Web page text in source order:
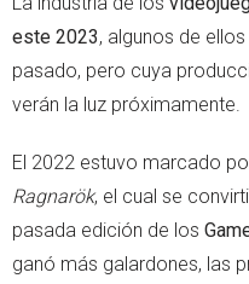
este 2023, algunos de
pasado, pero cuya
verán la luz próximamente.
El 2022 estuvo marcado
Ragnarök, el cual se
pasada edición de los
ganó más galardones, las